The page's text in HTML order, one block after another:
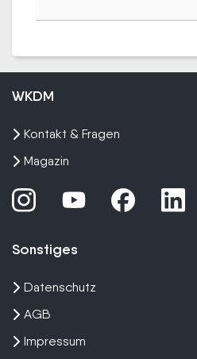
WKDM
Kontakt & Fragen
Magazin
Sonstiges
Datenschutz
AGB
Impressum